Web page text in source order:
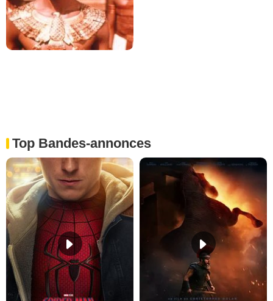
Top Bandes-annonces